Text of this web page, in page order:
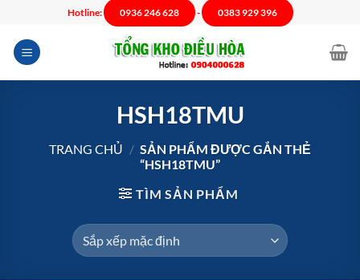
nội
dung
Hotline: 0936 246 628 - 0383 929 396
HSH18TMU
TRANG CHỦ / SẢN PHẨM ĐƯỢC GẮN THẺ
“HSH18TMU”
TÌM SẢN PHẨM